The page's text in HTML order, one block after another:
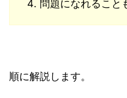
問題になれること
順に解説します。